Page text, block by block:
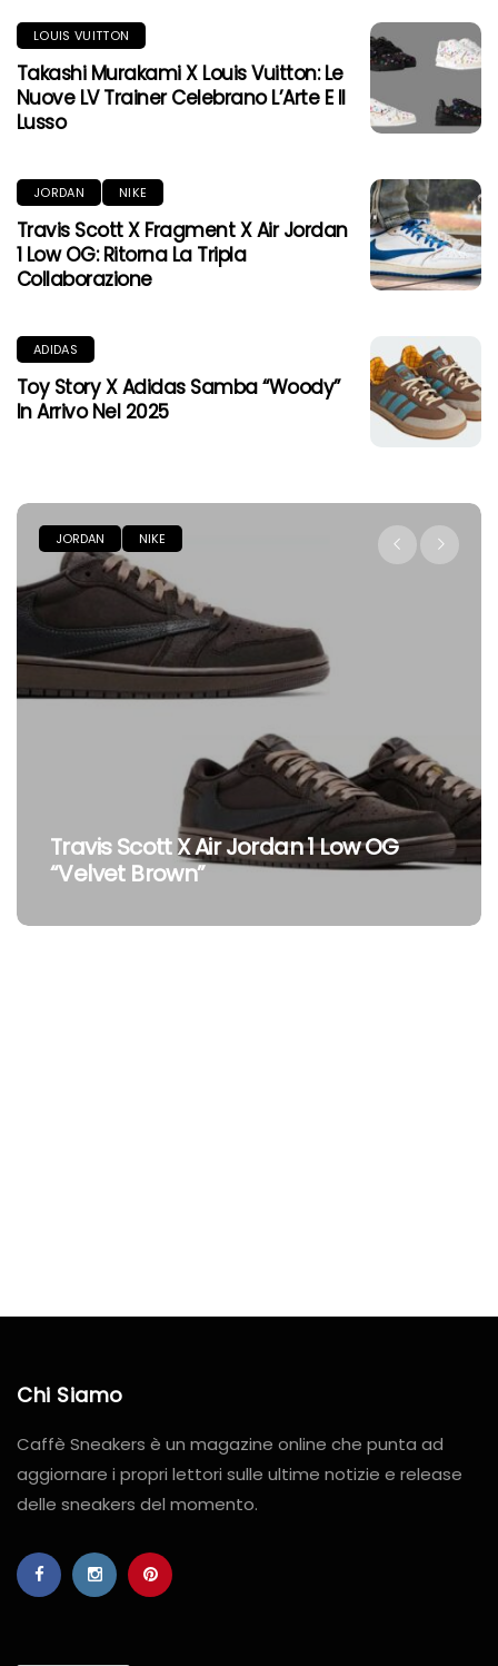
LOUIS VUITTON
Takashi Murakami X Louis Vuitton: Le
Nuove LV Trainer Celebrano L’Arte E Il
Lusso
JORDAN NIKE
Travis Scott X Fragment X Air Jordan
1 Low OG: Ritorna La Tripla
Collaborazione
ADIDAS
Toy Story X Adidas Samba “Woody”
In Arrivo Nel 2025
Low OG
Travis Scott X Fragment X
Low OG: Ritorna La Tripla
Collaborazione
Chi Siamo
Caffè Sneakers è un magazine online che punta ad
aggiornare i propri lettori sulle ultime notizie e release
delle sneakers del momento.